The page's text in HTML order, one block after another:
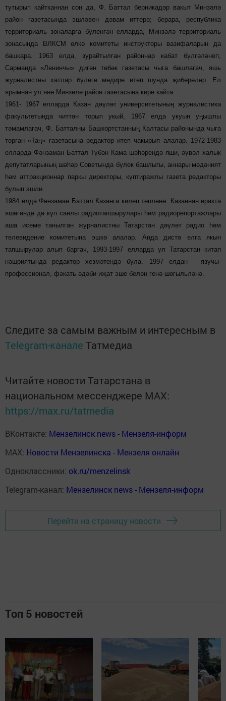
тутырып кайтканнан соң да, Ф. Баттал берникадәр вакыт Минзәлә
район газетасында эшләвен дәвам иттерә; берара, республика
территориаль зоналарга бүленгән елларда, Минзәлә территориаль
зонасында ВЛКСМ өлкә комитеты инструкторы вазифаларын да
башкара. 1963 елда, зурайтылган районнар кабат бүлгәләнеп,
Сарманда «Ленинчы» дигән төбәк газетасы чыга башлагач, яшь
журналистны хатлар бүлеге мөдире итеп шунда җибәрәләр. Ел
ярымнан ул янә Минзәлә район газетасына кире кайта.
1961- 1967 елларда Казан дәүләт университетының журналистика
факультетында читтән торып укый, 1967 елда укуын уңышлы
тәмамлагач, Ф. Батталны Башкортстанның Калтасы районында чыга
торган «Таң» газетасына редактор итеп чакырып алалар. 1972-1983
елларда Фәнзаман Баттал Түбән Кама шәһәрендә яши, әүвәл халык
депутатларының шәһәр Советында бүлек башлыгы, аннары мәдәният
һәм аттракционнар паркы директоры, күптиражлы газета редакторы
булып эшли.
1984 елда Фәнзаман Баттал Казанга килеп төпләнә. Казаннан еракта
яшәгәндә дә күп санлы радиотапшырулары һәм радиорепортажлары
аша исеме танылган журналистны Татарстан дәүләт радио һәм
телевидение комитетына эшкә алалар. Анда дистә елга якын
тапшырулар алып баргач, 1993-1997 елларда ул Татарстан китап
нәшриятында редактор хезмәтендә була. 1997 елдан - язучы-
профессионал, фәкать әдәби иҗат эше белән генә шөгыльләнә.
Следите за самым важным и интересным в
Telegram-канале Татмедиа
Читайте новости Татарстана в
национальном мессенджере MАХ:
https://max.ru/tatmedia
ВКонтакте: Мензелинск news - Мензеля-информ
MAX: Новости Мензелинска - Мензеля онлайн
Одноклассники: ok.ru/menzelinsk
Telegram-канал: Мензелинск news - Мензеля-информ
Перейти на страницу новости
Топ 5 новостей